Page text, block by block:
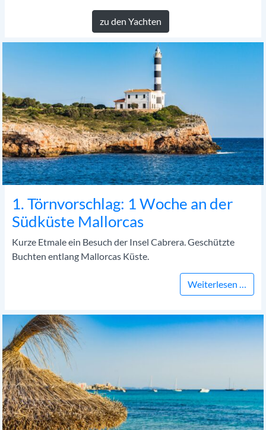
zu den Yachten
1. Törnvorschlag: 1 Woche an der
Südküste Mallorcas
Kurze Etmale ein Besuch der Insel Cabrera. Geschützte
Buchten entlang Mallorcas Küste.
Weiterlesen …